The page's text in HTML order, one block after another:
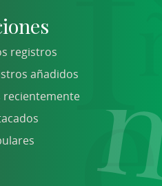
registros
añadidos
recientemente